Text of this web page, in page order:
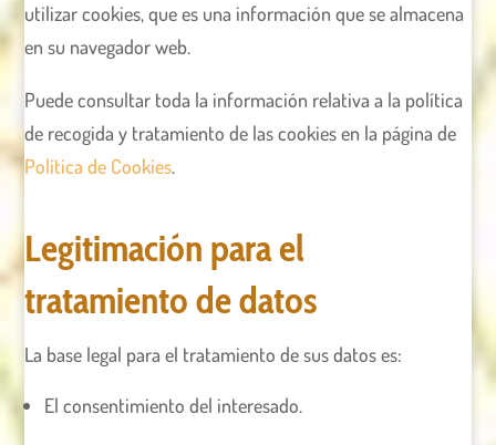
utilizar cookies, que es una información que se almacena
en su navegador web.
Puede consultar toda la información relativa a la política
de recogida y tratamiento de las cookies en la página de
Política de Cookies.
Legitimación para el
tratamiento de datos
La base legal para el tratamiento de sus datos es:
El consentimiento del interesado.